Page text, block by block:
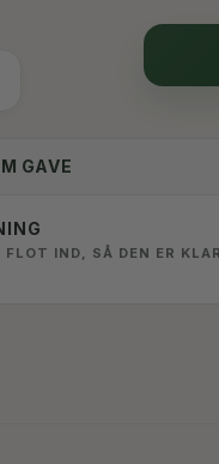
GAVE
FLOT IND, SÅ DEN ER